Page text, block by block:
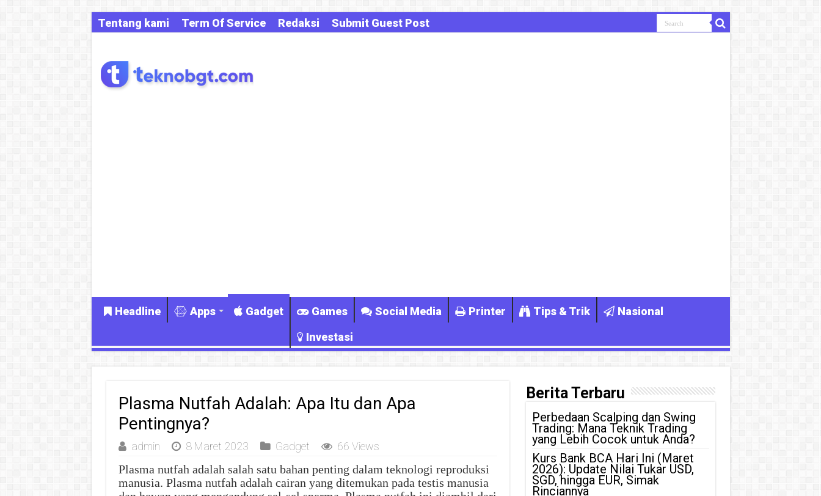
Tentang kami Term Of Service Redaksi Submit Guest Post
Headline Apps Gadget Games Social Media Printer Tips & Trik
Nasional
Investasi
Plasma Nutfah Adalah: Apa Itu dan Apa
Pentingnya?
admin 8 Maret 2023 Gadget 66 Views
Plasma nutfah adalah salah satu bahan penting dalam teknologi reproduksi
manusia. Plasma nutfah adalah cairan yang ditemukan pada testis manusia
Berita Terbaru
Perbedaan Scalping dan Swing
Trading: Mana Teknik Trading
yang Lebih Cocok untuk Anda?
Kurs Bank BCA Hari Ini (Maret
2026): Update Nilai Tukar USD,
SGD, hingga EUR, Simak
Rinciannya